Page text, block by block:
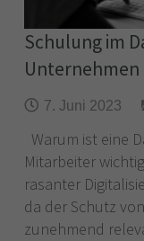
Schulung im
Unternehmen
7. Juni 2023
Warum ist eine
Mitarbeiter
rasanter
da der Schutz
zunehmend